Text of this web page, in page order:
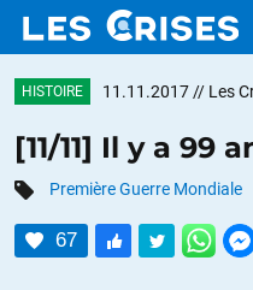
LES
HISTOIRE 11.11.2017 // Les
[11/11] Il y a 99
Première Guerre Mondiale
67